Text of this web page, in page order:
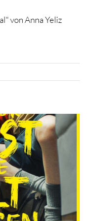
von Anna Yeliz